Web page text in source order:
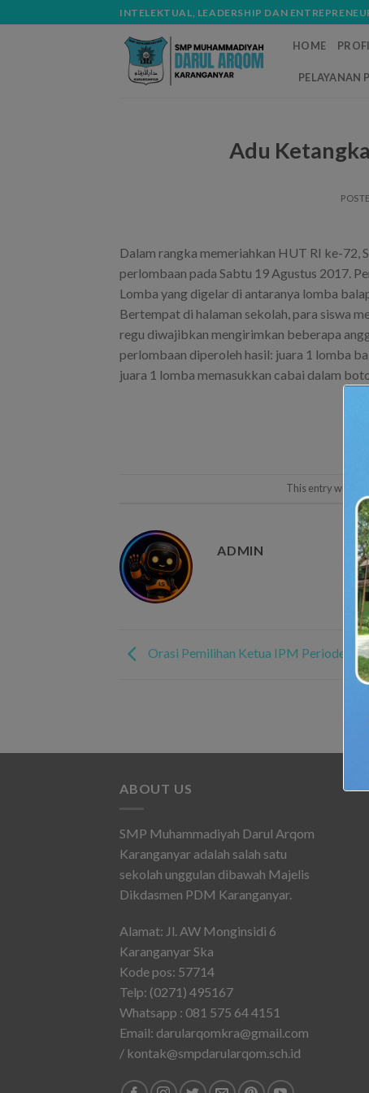
to
INTELEKTUAL, LEADERSHIP DAN
HOME
PELAYANAN
Adu
Dalam rangka memeriahkan HUT RI ke-72,
perlombaan pada Sabtu 19 Agustus 2017.
Lomba yang digelar di antaranya lomba
Bertempat di halaman sekolah, para siswa
regu diwajibkan mengirimkan beberapa
perlombaan diperoleh hasil: juara 1 lomba
juara 1 lomba memasukkan cabai dalam
This entry was
ADMIN
Orasi Pemilihan Ketua IPM Periode
ABOUT US
SMP Muhammadiyah Darul Arqom
Karanganyar adalah salah satu
sekolah unggulan dibawah Majelis
Dikdasmen PDM Karanganyar.
Alamat: Jl. AW Monginsidi 6
Karanganyar Ska
Kode pos: 57714
Telp: (0271) 495167
Whatsapp : 081 575 64 4151
Email: darularqomkra@gmail.com
/ kontak@smpdarularqom.sch.id